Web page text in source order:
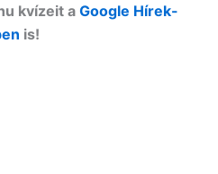
kvízeit a Google Hírek-
is!